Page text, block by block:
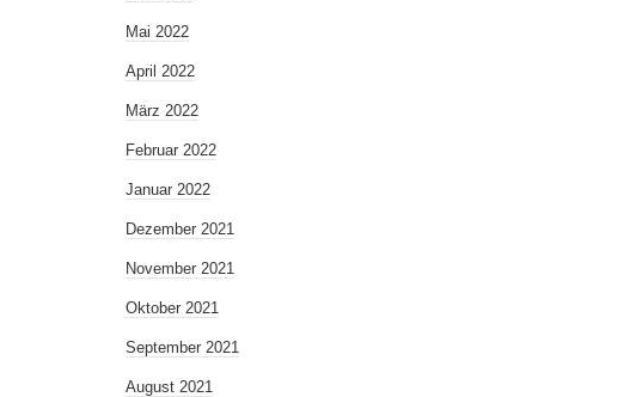
Mai 2022
April 2022
März 2022
Februar 2022
Januar 2022
Dezember 2021
November 2021
Oktober 2021
September 2021
August 2021